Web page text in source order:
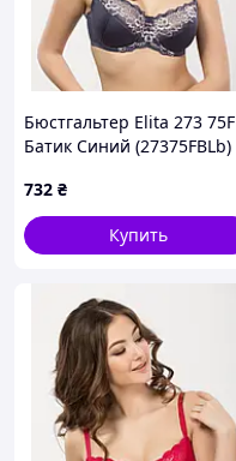
Бюстгальтер Elita 273 75F
Батик Синий (27375FBLb)
732 ₴
Купить